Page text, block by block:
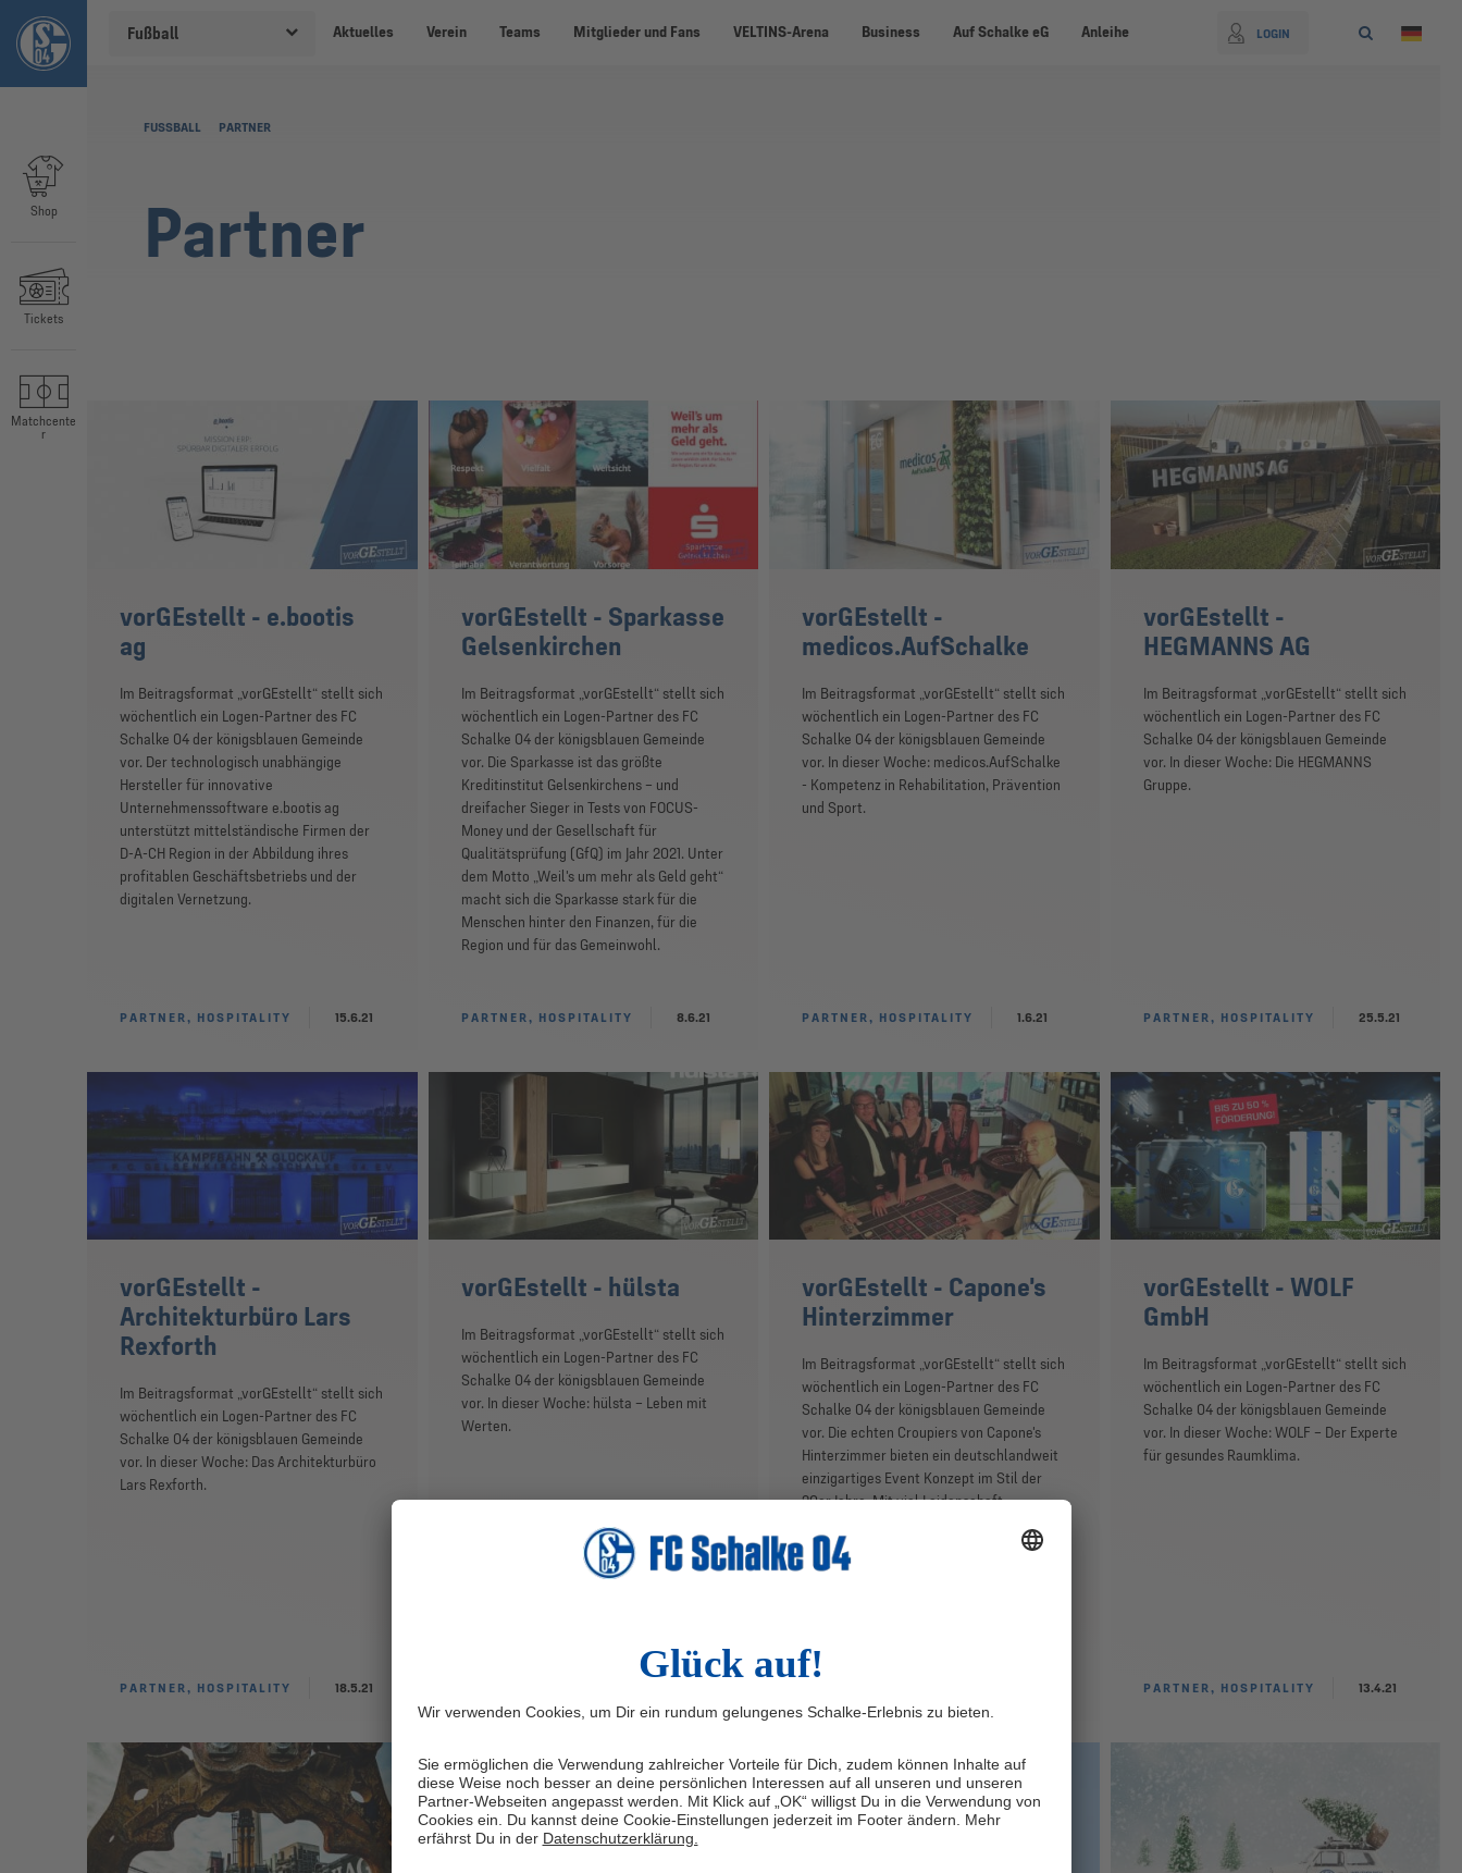
Fußball Aktuelles Verein Teams Mitglieder und Fans VELTINS-Arena Business Auf Schalke eG Anleihe LOGIN
Shop
Tickets
Matchcente
r
FUSSBALL PARTNER
Partner
vorGEstellt - e.bootis
ag
Im Beitragsformat „vorGEstellt“ stellt sich
wöchentlich ein Logen-Partner des FC
Schalke 04 der königsblauen Gemeinde
vor. Der technologisch unabhängige
Hersteller für innovative
Unternehmenssoftware e.bootis ag
unterstützt mittelständische Firmen der
D-A-CH Region in der Abbildung ihres
profitablen Geschäftsbetriebs und der
digitalen Vernetzung.
PARTNER, HOSPITALITY 15.6.21
vorGEstellt - Sparkasse
Gelsenkirchen
Im Beitragsformat „vorGEstellt“ stellt sich
wöchentlich ein Logen-Partner des FC
Schalke 04 der königsblauen Gemeinde
vor. Die Sparkasse ist das größte
Kreditinstitut Gelsenkirchens – und
dreifacher Sieger in Tests von FOCUS-
Money und der Gesellschaft für
Qualitätsprüfung (GfQ) im Jahr 2021. Unter
dem Motto „Weil's um mehr als Geld geht“
macht sich die Sparkasse stark für die
Menschen hinter den Finanzen, für die
Region und für das Gemeinwohl.
PARTNER, HOSPITALITY 8.6.21
vorGEstellt -
medicos.AufSchalke
Im Beitragsformat „vorGEstellt“ stellt sich
wöchentlich ein Logen-Partner des FC
Schalke 04 der königsblauen Gemeinde
vor. In dieser Woche: medicos.AufSchalke
- Kompetenz in Rehabilitation, Prävention
und Sport.
PARTNER, HOSPITALITY 1.6.21
vorGEstellt -
HEGMANNS AG
Im Beitragsformat „vorGEstellt“ stellt sich
wöchentlich ein Logen-Partner des FC
Schalke 04 der königsblauen Gemeinde
vor. In dieser Woche: Die HEGMANNS
Gruppe.
PARTNER, HOSPITALITY 25.5.21
vorGEstellt -
Architekturbüro Lars
Rexforth
Im Beitragsformat „vorGEstellt“ stellt sich
wöchentlich ein Logen-Partner des FC
Schalke 04 der königsblauen Gemeinde
vor. In dieser Woche: Das Architekturbüro
Lars Rexforth.
PARTNER, HOSPITALITY 18.5.21
vorGEstellt - hülsta
Im Beitragsformat „vorGEstellt“ stellt sich
wöchentlich ein Logen-Partner des FC
Schalke 04 der königsblauen Gemeinde
vor. In dieser Woche: hülsta – Leben mit
Werten.
vorGEstellt - Capone's
Hinterzimmer
Im Beitragsformat „vorGEstellt“ stellt sich
wöchentlich ein Logen-Partner des FC
Schalke 04 der königsblauen Gemeinde
vor. Die echten Croupiers von Capone's
Hinterzimmer bieten ein deutschlandweit
einzigartiges Event Konzept im Stil der
20er Jahre. Mit viel Leidenschaft
Casino Event. Vom kleinen Black Jack,
Roulette, Poker oder Craps Workshop bis
vorGEstellt - WOLF
GmbH
Im Beitragsformat „vorGEstellt“ stellt sich
wöchentlich ein Logen-Partner des FC
Schalke 04 der königsblauen Gemeinde
vor. In dieser Woche: WOLF – Der Experte
für gesundes Raumklima.
PARTNER, HOSPITALITY 13.4.21